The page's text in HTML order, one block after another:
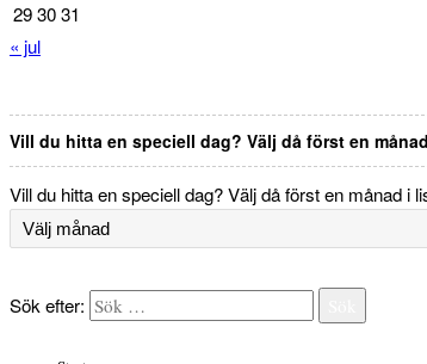
293031
« jul
Vill du hitta en speciell dag? Välj då först en
Vill du hitta en speciell dag? Välj då först en månad i
Sök efter: